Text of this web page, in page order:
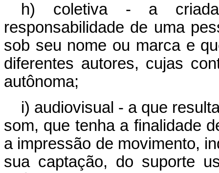
h) coletiva - a criada
responsabilidade de uma
sob seu nome ou marca e
diferentes autores, cujas
autônoma;
i) audiovisual - a que
som, que tenha a finalidade
a impressão de movimento,
sua captação, do suporte